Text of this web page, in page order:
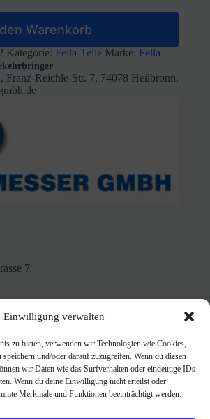
Einwilligung verwalten
zu bieten, verwenden wir Technologien wie Cookies,
und/oder darauf zuzugreifen. Wenn du diesen
wir Daten wie das Surfverhalten oder eindeutige IDs
Wenn du deine Einwilligung nicht erteilst oder
Merkmale und Funktionen beeinträchtigt werden.
Warenkorb
Kategorie: Fella-Teile Marke: Fella
Franz-Reichle-Str. 7, 74078 Heilbronn,
7